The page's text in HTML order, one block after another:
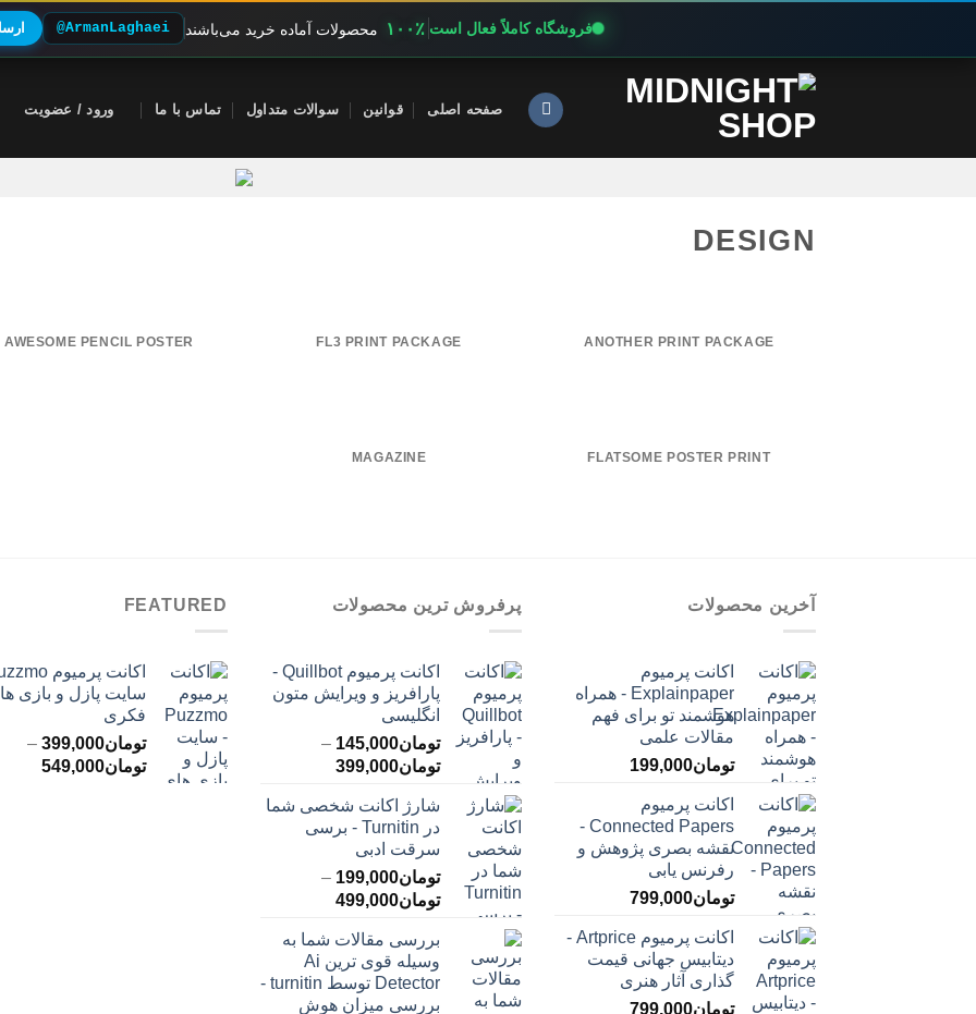
فروشگاه کاملاً فعال است ۱۰۰٪ محصولات آماده خرید می‌باشند @ArmanLaghaei
صفحه اصلی قوانین سوالات متداول تماس با ما ورود / عضویت
DESIGN
ANOTHER PRINT PACKAGE
FL3 PRINT PACKAGE
AWESOME PENCIL POSTER
FLATSOME POSTER PRINT
MAGAZINE
آخرین محصولات
اکانت پرمیوم
Explainpaper - همراه
هوشمند تو برای فهم
مقالات علمی
تومان199,000
اکانت پرمیوم
Connected Papers -
نقشه بصری پژوهش و
رفرنس یابی
تومان799,000
اکانت پرمیوم Artprice -
دیتابیس جهانی قیمت
‌گذاری آثار هنری
تومان799,000
پرفروش ترین محصولات
اکانت پرمیوم Quillbot -
پارافریز و ویرایش متون
انگلیسی
تومان145,000
–
تومان399,000محدوده
تومان145,000
تا
شارژ اکانت شخصی شما
در Turnitin - برسی
سرقت ادبی
تومان199,000
–
تومان499,000محدوده
تومان199,000
تا
تومان499,000
بررسی مقالات شما به
وسیله قوی ترین Ai
Detector توسط turnitin -
بررسی میزان هوش
FEATURED
سایت پازل و بازی
فکری
تومان399,000
–
تومان549,000